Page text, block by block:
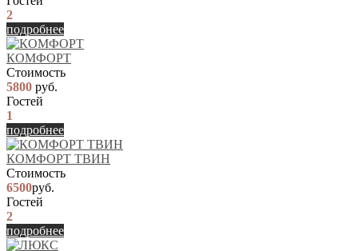
2
подробнее
КОМФОРТ
Стоимость
5800 руб.
Гостей
1
подробнее
КОМФОРТ ТВИН
Стоимость
6500руб.
Гостей
2
подробнее